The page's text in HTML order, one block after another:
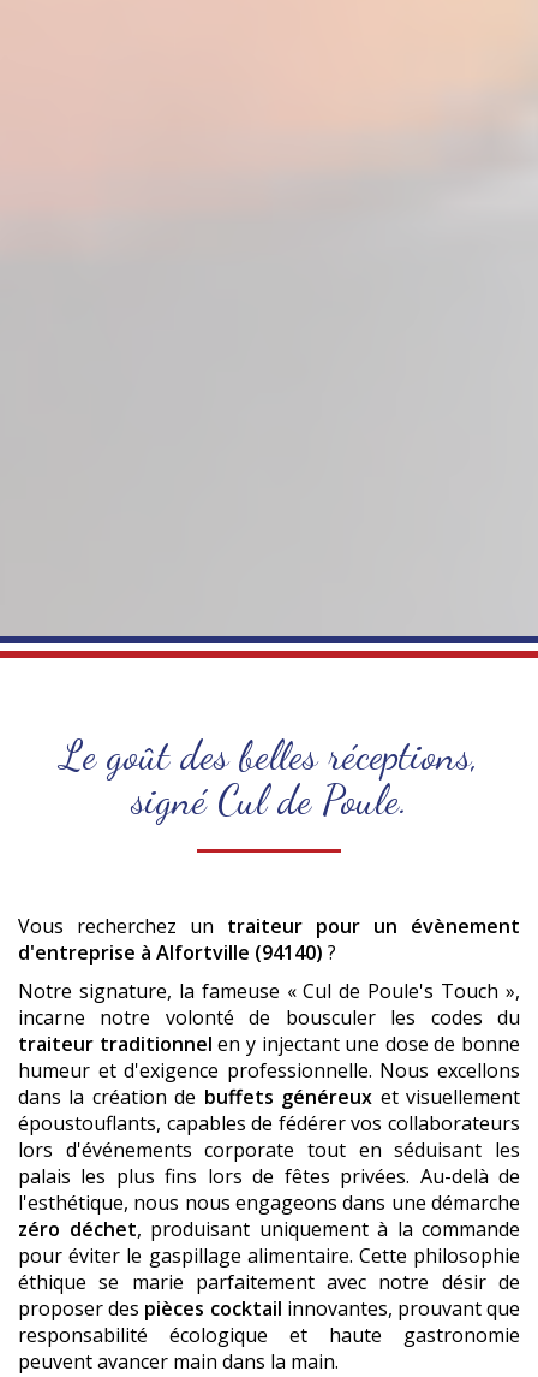
Le goût des belles réceptions,
signé Cul de Poule.
Vous recherchez un traiteur pour un évènement
d'entreprise à Alfortville (94140) ?
Notre signature, la fameuse « Cul de Poule's Touch »,
incarne notre volonté de bousculer les codes du
traiteur traditionnel en y injectant une dose de bonne
humeur et d'exigence professionnelle. Nous excellons
dans la création de buffets généreux et visuellement
époustouflants, capables de fédérer vos collaborateurs
lors d'événements corporate tout en séduisant les
palais les plus fins lors de fêtes privées. Au-delà de
l'esthétique, nous nous engageons dans une démarche
zéro déchet, produisant uniquement à la commande
pour éviter le gaspillage alimentaire. Cette philosophie
éthique se marie parfaitement avec notre désir de
proposer des pièces cocktail innovantes, prouvant que
responsabilité écologique et haute gastronomie
peuvent avancer main dans la main.